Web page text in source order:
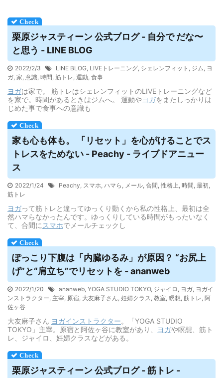
栗原ジャスティーン 公式ブログ - 自分で だな〜
と思う - LINE BLOG
2022/2/3 LINE BLOG, LIVEトレーニング, シェレンフィット , ジム, ヨ
ガ, 家, 意識, 時間, 筋トレ, 運動, 食事
ヨガは家で。 筋トレはシェレンフィットのLIVEトレーニングなど
を家で。時間があるときはジムへ。 運動やヨガをまたしっかりは
じめた事で食事への意識も
家も心も体も。 「リセット」を心がけることでス
トレスをためない - Peachy - ライブドアニュー
ス
2022/1/24 Peachy, スマホ, ハマら , メール, 合間, 性格上, 時間, 最初,
筋トレ
ヨガって筋トレと違ってゆっくり動くから私の性格上、最初は全
然ハマらなかったんです。ゆっくりしている時間がもったいなく
て、合間に スマホでメールチェックし
ぽっこり下腹は「内臓ゆるみ」が原因？ “お尻上
げ”と“肩立ち”でリセットを - ananweb
2022/1/20 ananweb, YOGA STUDIO TOKYO, ジャイロ , ヨガ, ヨガイ
ンストラクター, 主宰, 原宿, 大友麻子さん, 妊婦クラス, 教室, 瞑想, 筋トレ, 阿
佐ヶ谷
大友麻子さん ヨガインストラクター。「YOGA STUDIO
TOKYO」主宰。原宿と阿佐ヶ谷に教室があり、
ヨガや瞑想、筋ト
レ、ジャイロ、妊婦クラスなどがある。
栗原ジャスティーン 公式ブログ - 筋トレ -